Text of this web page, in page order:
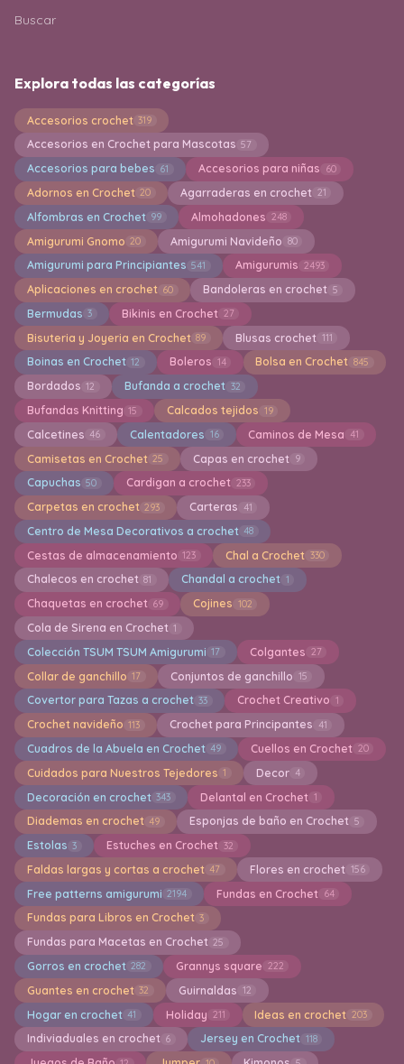
Buscar
Explora todas las categorías
Accesorios crochet 319
Accesorios en Crochet para Mascotas 57
Accesorios para bebes 61 Accesorios para niñas 60
Adornos en Crochet 20 Agarraderas en crochet 21
Alfombras en Crochet 99 Almohadones 248
Amigurumi Gnomo 20 Amigurumi Navideño 80
Amigurumi para Principiantes 541 Amigurumis 2493
Aplicaciones en crochet 60 Bandoleras en crochet 5
Bermudas 3 Bikinis en Crochet 27
Bisuteria y Joyeria en Crochet 89 Blusas crochet 111
Boinas en Crochet 12 Boleros 14 Bolsa en Crochet 845
Bordados 12 Bufanda a crochet 32
Bufandas Knitting 15 Calcados tejidos 19
Calcetines 46 Calentadores 16 Caminos de Mesa 41
Camisetas en Crochet 25 Capas en crochet 9
Capuchas 50 Cardigan a crochet 233
Carpetas en crochet 293 Carteras 41
Centro de Mesa Decorativos a crochet 48
Cestas de almacenamiento 123 Chal a Crochet 330
Chalecos en crochet 81 Chandal a crochet 1
Chaquetas en crochet 69 Cojines 102
Cola de Sirena en Crochet 1
Colección TSUM TSUM Amigurumi 17 Colgantes 27
Collar de ganchillo 17 Conjuntos de ganchillo 15
Covertor para Tazas a crochet 33 Crochet Creativo 1
Crochet navideño 113 Crochet para Principantes 41
Cuadros de la Abuela en Crochet 49 Cuellos en Crochet 20
Cuidados para Nuestros Tejedores 1 Decor 4
Decoración en crochet 343 Delantal en Crochet 1
Diademas en crochet 49 Esponjas de baño en Crochet 5
Estolas 3 Estuches en Crochet 32
Faldas largas y cortas a crochet 47 Flores en crochet 156
Free patterns amigurumi 2194 Fundas en Crochet 64
Fundas para Libros en Crochet 3
Fundas para Macetas en Crochet 25
Gorros en crochet 282 Grannys square 222
Guantes en crochet 32 Guirnaldas 12
Hogar en crochet 41 Holiday 211 Ideas en crochet 203
Indiviaduales en crochet 6 Jersey en Crochet 118